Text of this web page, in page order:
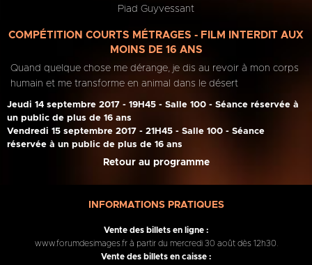
Piad Guyvessant
COMPÉTITION COURTS MÉTRAGES - FILM INTERDIT AUX
MOINS DE 16 ANS
Quand quelque chose me dérange, je dis au revoir à mon corps
humain et me transforme en animal dans le désert
Jeudi 14 septembre 2017 - 19H45 - Salle 100 - Séance réservée à
un public de plus de 16 ans
Vendredi 15 septembre 2017 - 21H45 - Salle 100 - Séance
réservée à un public de plus de 16 ans
Retour au programme
INFORMATIONS PRATIQUES
Vente des billets en ligne :
www.forumdesimages.fr à partir du mercredi 30 août dès 12h30.
Vente des billets en caisse :